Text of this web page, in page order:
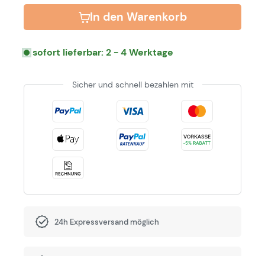
In den Warenkorb
sofort lieferbar: 2 - 4 Werktage
Sicher und schnell bezahlen mit
24h Expressversand möglich